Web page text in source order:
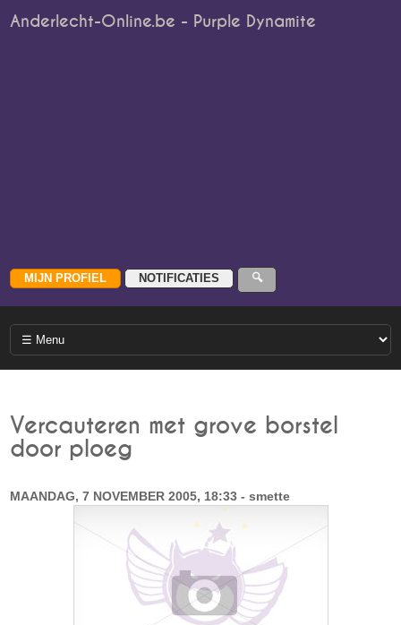
Anderlecht-Online.be - Purple Dynamite
Vercauteren met grove borstel
door ploeg
MAANDAG, 7 NOVEMBER 2005, 18:33 - smette